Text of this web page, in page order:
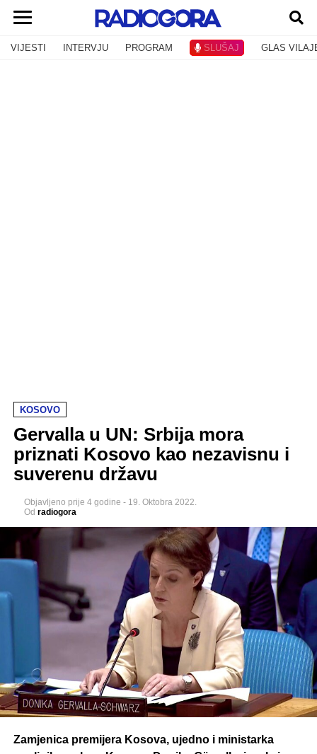
VIJESTI INTERVJU PROGRAM SLUŠAJ GLAS
KOSOVO
Gervalla u UN: Srbija mora
priznati Kosovo kao nezavisnu i
suverenu državu
Objavljeno prije 4 godine - 19. Oktobra 2022.
Od radiogora
Zamjenica premijera Kosova, ujedno i ministarka